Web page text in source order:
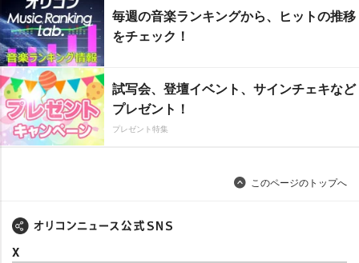
毎週の音楽ランキングから、ヒットの推移
をチェック！
試写会、登壇イベント、サインチェキなど
プレゼント！
プレゼント特集
このページのトップへ
X